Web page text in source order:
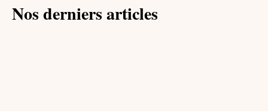
Nos derniers articles